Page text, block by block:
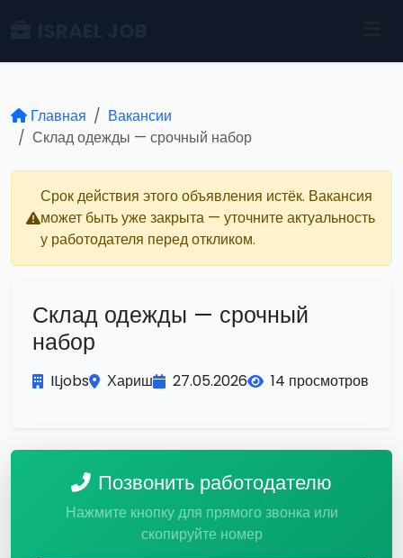
Главная
Вакансии
Склад одежды — срочный набор
Срок действия этого объявления истёк. Вакансия
может быть уже закрыта — уточните актуальность
у работодателя перед откликом.
Склад одежды — срочный
набор
ILjobs Хариш 27.05.2026 14 просмотров
Позвонить работодателю
Нажмите кнопку для прямого звонка или
скопируйте номер